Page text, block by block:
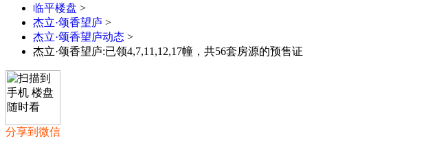
临平楼盘 >
杰立·颂香望庐 >
杰立·颂香望庐动态 >
杰立·颂香望庐:已领4,7,11,12,17幢，共56套房源的预售证
分享到微信